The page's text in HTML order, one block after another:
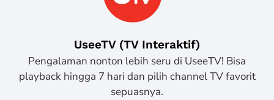
UseeTV (TV Interaktif)
Pengalaman nonton lebih seru di UseeTV! Bisa
playback hingga 7 hari dan pilih channel TV favorit
sepuasnya.